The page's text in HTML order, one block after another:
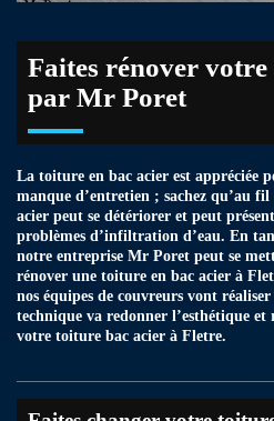
Faites rénover
par Mr Poret
La toiture en bac acier est appréciée
manque d’entretien ; sachez qu’au
acier peut se détériorer et peut
problèmes d’infiltration d’eau. En
notre entreprise Mr Poret peut se
rénover une toiture en bac acier à
nos équipes de couvreurs vont
technique va redonner l’esthétique
votre toiture bac acier à Fletre.